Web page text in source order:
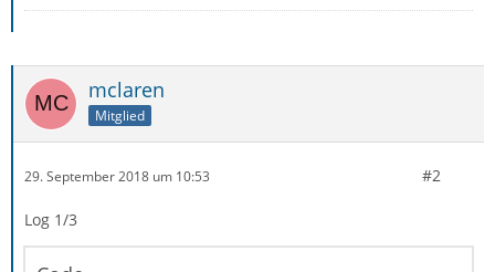
mclaren
Mitglied
29. September 2018 um 10:53 #2
Log 1/3